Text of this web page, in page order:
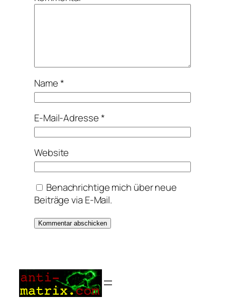
Name*
E-Mail-Adresse*
Website
Benachrichtige mich über neue
Beiträge via E-Mail.